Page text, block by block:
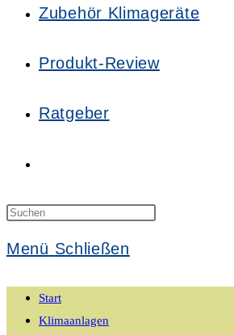
Zubehör Klimageräte
Produkt-Review
Ratgeber
Suche
umschalten
Menü Schließen
Start
Klimaanlagen